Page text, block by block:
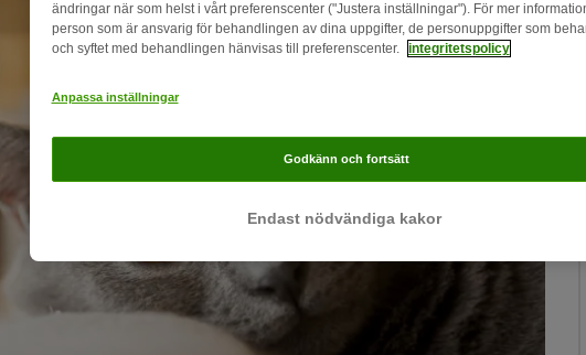
ändringar när som helst i vårt preferenscenter ("Justera inställningar"). För mer
person som är ansvarig för behandlingen av dina uppgifter, de personuppgifter som
och syftet med behandlingen hänvisas till preferenscenter. integritetspolicy
Anpassa inställningar
Endast nödvändiga kakor
Godkänn och fortsätt